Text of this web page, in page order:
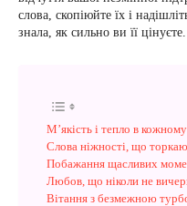
слова, скопіюйте їх і
знала, як сильно ви її цінуєте.
М’якість і тепло в
Слова ніжності, що
Побажання щасливих
Любов, що ніколи не
Вітання з безмежною